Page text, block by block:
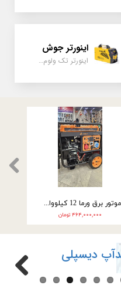
اینورتر جوش
اینورتر تک ولوم و دو ولوم امپر بالا
۲۲۲,۰۰۰,۰۰۰ تومان
دیسپلی